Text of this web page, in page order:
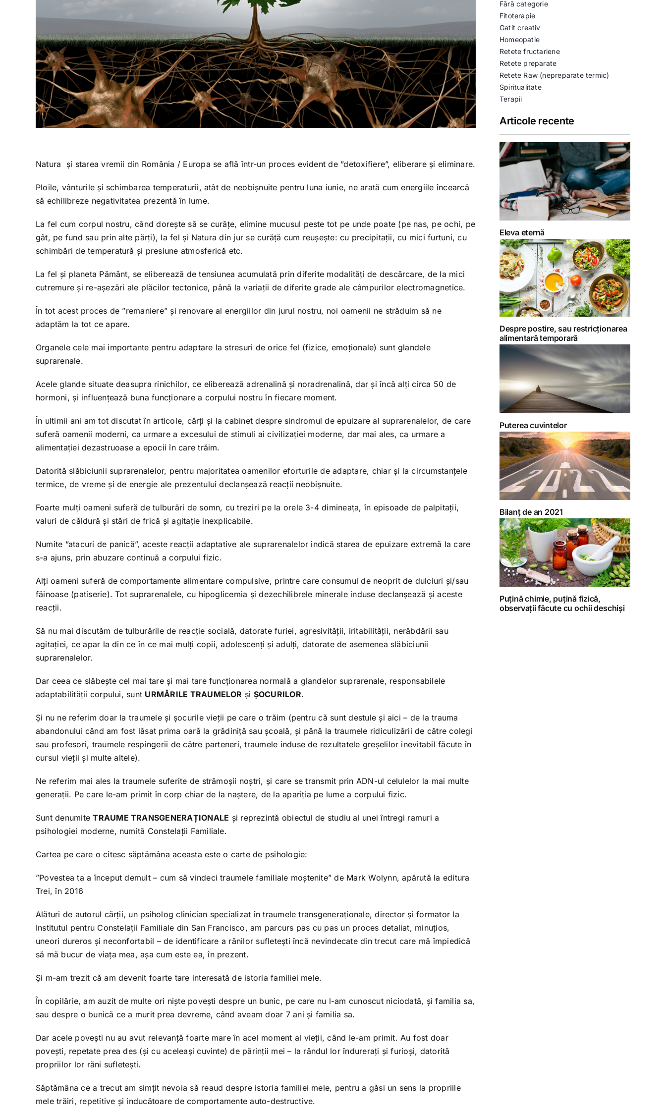
Natura și starea vremii din România / Europa se află într-un proces evident de ”detoxifiere”, eliberare și eliminare.
Ploile, vânturile și schimbarea temperaturii, atât de neobișnuite pentru luna iunie, ne arată cum energiile încearcă
să echilibreze negativitatea prezentă în lume.
La fel cum corpul nostru, când dorește să se curățe, elimine mucusul peste tot pe unde poate (pe nas, pe ochi, pe
gât, pe fund sau prin alte părți), la fel și Natura din jur se curăță cum reușește: cu precipitații, cu mici furtuni, cu
schimbări de temperatură și presiune atmosferică etc.
La fel și planeta Pământ, se eliberează de tensiunea acumulată prin diferite modalități de descărcare, de la mici
cutremure și re-așezări ale plăcilor tectonice, până la variații de diferite grade ale câmpurilor electromagnetice.
În tot acest proces de ”remaniere” și renovare al energiilor din jurul nostru, noi oamenii ne străduim să ne
adaptăm la tot ce apare.
Organele cele mai importante pentru adaptare la stresuri de orice fel (fizice, emoționale) sunt glandele
suprarenale.
Acele glande situate deasupra rinichilor, ce eliberează adrenalină și noradrenalină, dar și încă alți circa 50 de
hormoni, și influențează buna funcționare a corpului nostru în fiecare moment.
În ultimii ani am tot discutat în articole, cărți și la cabinet despre sindromul de epuizare al suprarenalelor, de care
suferă oamenii moderni, ca urmare a excesului de stimuli ai civilizației moderne, dar mai ales, ca urmare a
alimentației dezastruoase a epocii în care trăim.
Datorită slăbiciunii suprarenalelor, pentru majoritatea oamenilor eforturile de adaptare, chiar și la circumstanțele
termice, de vreme și de energie ale prezentului declanșează reacții neobișnuite.
Foarte mulți oameni suferă de tulburări de somn, cu treziri pe la orele 3-4 dimineața, în episoade de palpitații,
valuri de căldură și stări de frică și agitație inexplicabile.
Numite ”atacuri de panică”, aceste reacții adaptative ale suprarenalelor indică starea de epuizare extremă la care
s-a ajuns, prin abuzare continuă a corpului fizic.
Alți oameni suferă de comportamente alimentare compulsive, printre care consumul de neoprit de dulciuri și/sau
făinoase (patiserie). Tot suprarenalele, cu hipoglicemia și dezechilibrele minerale induse declanșează și aceste
reacții.
Să nu mai discutăm de tulburările de reacție socială, datorate furiei, agresivității, iritabilității, nerăbdării sau
agitației, ce apar la din ce în ce mai mulți copii, adolescenți și adulți, datorate de asemenea slăbiciunii
suprarenalelor.
Dar ceea ce slăbește cel mai tare și mai tare funcționarea normală a glandelor suprarenale, responsabilele
adaptabilității corpului, sunt URMĂRILE TRAUMELOR și ȘOCURILOR.
Și nu ne referim doar la traumele și șocurile vieții pe care o trăim (pentru că sunt destule și aici – de la trauma
abandonului când am fost lăsat prima oară la grădiniță sau școală, și până la traumele ridiculizării de către colegi
sau profesori, traumele respingerii de către parteneri, traumele induse de rezultatele greșelilor inevitabil făcute în
cursul vieții și multe altele).
Ne referim mai ales la traumele suferite de strămoșii noștri, și care se transmit prin ADN-ul celulelor la mai multe
generații. Pe care le-am primit în corp chiar de la naștere, de la apariția pe lume a corpului fizic.
Sunt denumiteTRAUME TRANSGENERAȚIONALE și reprezintă obiectul de studiu al unei întregi ramuri a
psihologiei moderne, numită Constelații Familiale.
Cartea pe care o citesc săptămâna aceasta este o carte de psihologie:
”Povestea ta a început demult – cum să vindeci traumele familiale moștenite” de Mark Wolynn, apărută la editura
Trei, în 2016
Alături de autorul cărții, un psiholog clinician specializat în traumele transgeneraționale, director și formator la
Institutul pentru Constelații Familiale din San Francisco, am parcurs pas cu pas un proces detaliat, minuțios,
uneori dureros și neconfortabil – de identificare a rănilor sufletești încă nevindecate din trecut care mă împiedică
să mă bucur de viața mea, așa cum este ea, în prezent.
Și m-am trezit că am devenit foarte tare interesată de istoria familiei mele.
În copilărie, am auzit de multe ori niște povești despre un bunic, pe care nu l-am cunoscut niciodată, și familia sa,
sau despre o bunică ce a murit prea devreme, când aveam doar 7 ani și familia sa.
Dar acele povești nu au avut relevanță foarte mare în acel moment al vieții, când le-am primit. Au fost doar
povești, repetate prea des (și cu aceleași cuvinte) de părinții mei – la rândul lor îndurerați și furioși, datorită
propriilor lor răni sufletești.
Săptămâna ce a trecut am simțit nevoia să reaud despre istoria familiei mele, pentru a găsi un sens la propriile
mele trăiri, repetitive și inducătoare de comportamente auto-destructive.
Fără categorie
Fitoterapie
Gatit creativ
Homeopatie
Retete fructariene
Retete preparate
Retete Raw (nepreparate termic)
Spiritualitate
Terapii
Articole recente
Eleva eternă
Despre postire, sau restricționarea
alimentară temporară
Puterea cuvintelor
Bilanț de an 2021
Puțină chimie, puțină fizică,
observații făcute cu ochii deschiși